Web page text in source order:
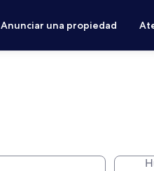
Anunciar una propiedad